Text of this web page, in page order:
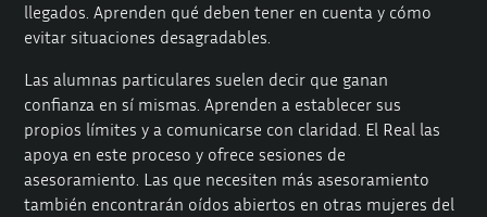
llegados. Aprenden qué deben tener en cuenta y cómo
evitar situaciones desagradables.
Las alumnas particulares suelen decir que ganan
confianza en sí mismas. Aprenden a establecer sus
propios límites y a comunicarse con claridad. El Real las
apoya en este proceso y ofrece sesiones de
asesoramiento. Las que necesiten más asesoramiento
también encontrarán oídos abiertos en otras mujeres del